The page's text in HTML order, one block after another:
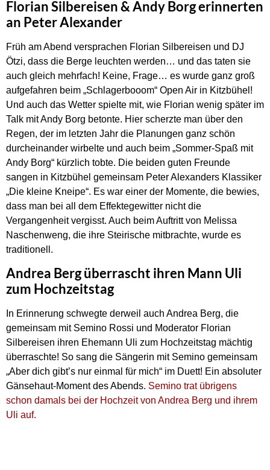
Florian Silbereisen & Andy Borg erinnerten
an Peter Alexander
Früh am Abend versprachen Florian Silbereisen und DJ
Ötzi, dass die Berge leuchten werden… und das taten sie
auch gleich mehrfach! Keine, Frage… es wurde ganz groß
aufgefahren beim „Schlagerbooom“ Open Air in Kitzbühel!
Und auch das Wetter spielte mit, wie Florian wenig später im
Talk mit Andy Borg betonte. Hier scherzte man über den
Regen, der im letzten Jahr die Planungen ganz schön
durcheinander wirbelte und auch beim „Sommer-Spaß mit
Andy Borg“ kürzlich tobte. Die beiden guten Freunde
sangen in Kitzbühel gemeinsam Peter Alexanders Klassiker
„Die kleine Kneipe“. Es war einer der Momente, die bewies,
dass man bei all dem Effektegewitter nicht die
Vergangenheit vergisst. Auch beim Auftritt von Melissa
Naschenweng, die ihre Steirische mitbrachte, wurde es
traditionell.
Andrea Berg überrascht ihren Mann Uli
zum Hochzeitstag
In Erinnerung schwegte derweil auch Andrea Berg, die
gemeinsam mit Semino Rossi und Moderator Florian
Silbereisen ihren Ehemann Uli zum Hochzeitstag mächtig
überraschte! So sang die Sängerin mit Semino gemeinsam
„Aber dich gibt’s nur einmal für mich“ im Duett! Ein absoluter
Gänsehaut-Moment des Abends. Semino trat übrigens
schon damals bei der Hochzeit von Andrea Berg und ihrem
Uli auf.